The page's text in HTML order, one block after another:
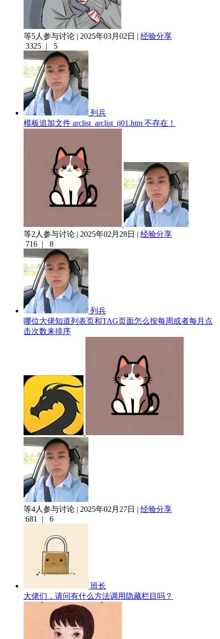
等5人参与讨论 | 2025年03月02日 | 经验分享
3325 | 5
列兵
模板追加文件 arclist_arclist_tj01.htm 不存在！
等2人参与讨论 | 2025年02月28日 | 经验分享
716 | 8
列兵
哪位大佬知道列表页和TAG页面怎么按每周或者每月点
击次数来排序
等4人参与讨论 | 2025年02月27日 | 经验分享
681
| 6
班长
大佬们，请问有什么方法调用隐藏栏目吗？